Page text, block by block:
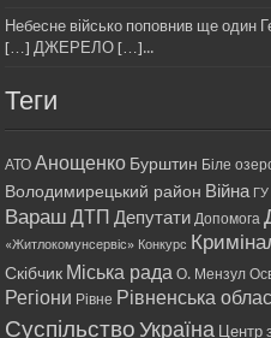
Небесне військо поповнив ще один
[…] ДЖЕРЕЛО […]...
Теги
АТО Анощенко Бурштин Біле
Володимирецький район Війна
Вараш ДТП Депутати Допомога
«Житлокомунсервіс» Конкурс
Скібчик Міська рада О. Мензул
Регіони Рівне Рівненська
Суспільство Україна Центр